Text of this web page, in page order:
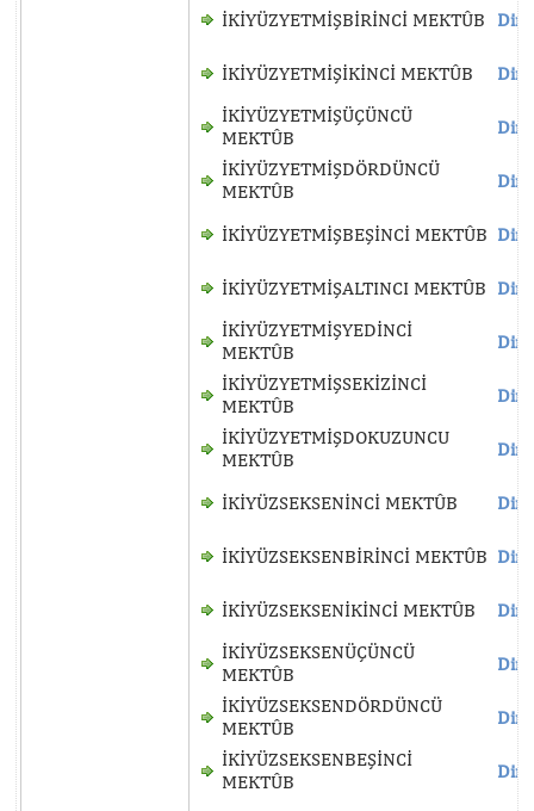
İKİYÜZYETMİŞBİRİNCİ MEKTÛB
İKİYÜZYETMİŞİKİNCİ MEKTÛB
İKİYÜZYETMİŞÜÇÜNCÜ
MEKTÛB
İKİYÜZYETMİŞDÖRDÜNCÜ
MEKTÛB
İKİYÜZYETMİŞBEŞİNCİ MEKTÛB
İKİYÜZYETMİŞALTINCI MEKTÛB
İKİYÜZYETMİŞYEDİNCİ
MEKTÛB
İKİYÜZYETMİŞSEKİZİNCİ
MEKTÛB
İKİYÜZYETMİŞDOKUZUNCU
MEKTÛB
İKİYÜZSEKSENİNCİ MEKTÛB
İKİYÜZSEKSENBİRİNCİ MEKTÛB
İKİYÜZSEKSENİKİNCİ MEKTÛB
İKİYÜZSEKSENÜÇÜNCÜ
MEKTÛB
İKİYÜZSEKSENDÖRDÜNCÜ
MEKTÛB
İKİYÜZSEKSENBEŞİNCİ
MEKTÛB